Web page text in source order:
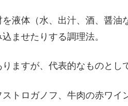
液体（水、出汁、酒、醤油
ませたりする調理法。
ますが、代表的なものとし
トロガノフ、牛肉の赤ワイ